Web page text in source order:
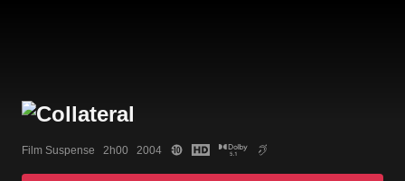
Film Suspense   2h00   2004